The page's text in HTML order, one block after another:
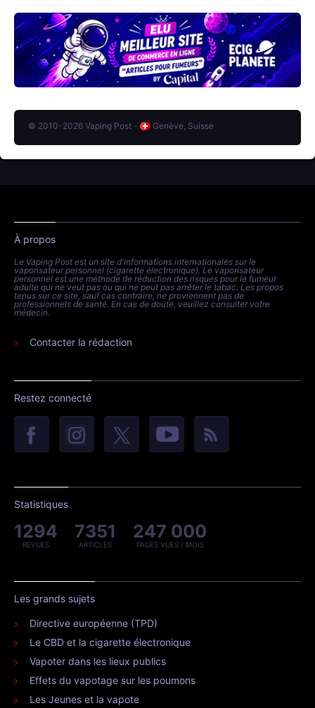
© 2010-2026 Vaping Post - Genève, Suisse
À propos
Le Vaping Post est un site d'informations internationales sur le
vaporisateur personnel (cigarette électronique). Le vaporisateur
personnel est une méthode de réduction des risques pour le fumeur
adulte qui ne veut pas ou qui ne peut pas arrêter le tabac. Les propos
tenus sur ce site, sauf cas contraire, ne proviennent pas de
professionnels de santé. En cas de doute, veuillez consulter votre
médecin.
Contacter la rédaction
Restez connecté
Statistiques
1294
REVUES
7351
ARTICLES
247 000
PAGES VUES / MOIS
Les grands sujets
Directive européenne (TPD)
Le CBD et la cigarette électronique
Vapoter dans les lieux publics
Effets du vapotage sur les poumons
Les Jeunes et la vapote